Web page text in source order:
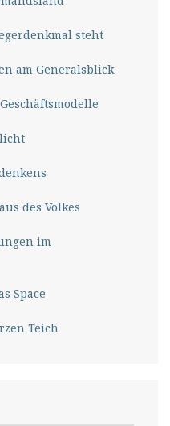
steht
am Generalsblick
des Volkes
im
Space
Teich